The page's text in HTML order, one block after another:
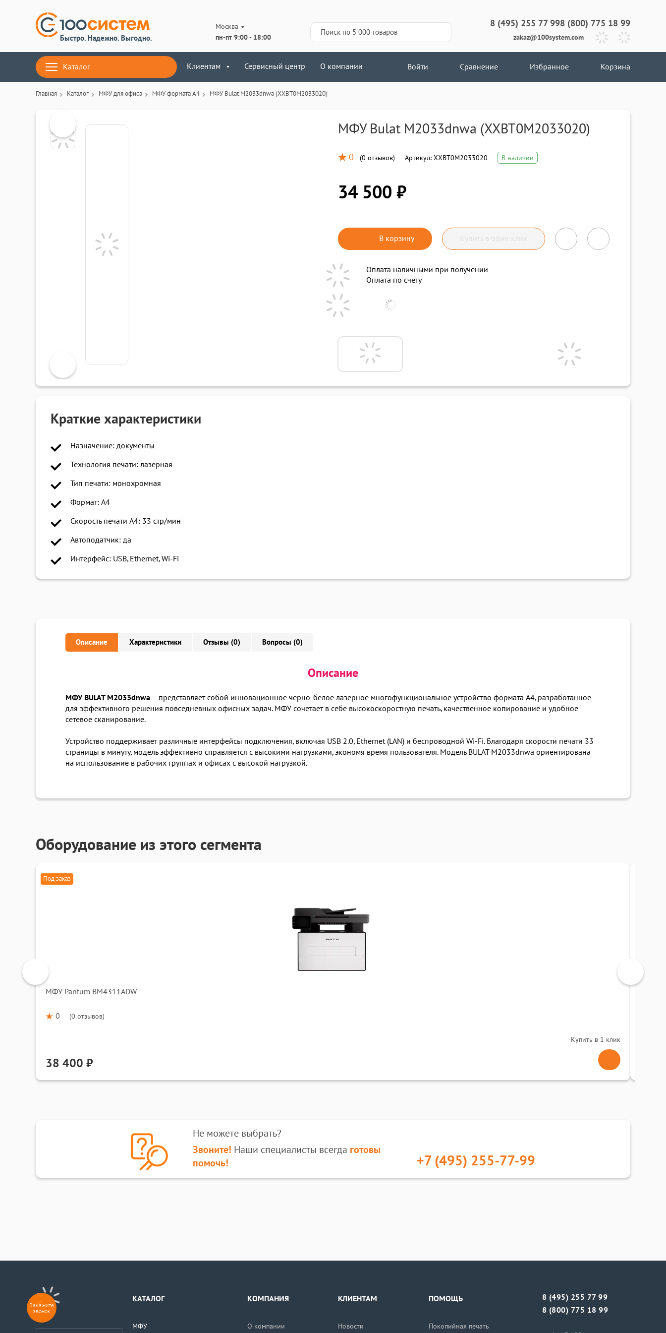
Быстро. Надежно. Выгодно.
Москва
пн-пт 9:00 - 18:00
8 (495) 255 77 998 (800) 775 18 99
zakaz@100system.com
Каталог Клиентам Сервисный центр О компании Войти Сравнение Избранное Корзина
Главная Каталог МФУ для офиса МФУ формата А4 МФУ Bulat M2033dnwa (XXBT0M2033020)
МФУ Bulat M2033dnwa (XXBT0M2033020)
0 (0 отзывов) Артикул: XXBT0M2033020 В наличии
34 500 ₽
В корзину
Оплата наличными при получении
Оплата по счету
Краткие характеристики
Назначение: документы
Технология печати: лазерная
Тип печати: монохромная
Формат: A4
Скорость печати A4: 33 стр/мин
Автоподатчик: да
Интерфейс: USB, Ethernet, Wi-Fi
Описание Характеристики Отзывы (0) Вопросы (0)
Описание
МФУ BULAT M2033dnwa – представляет собой инновационное черно-белое лазерное многофункциональное устройство формата A4, разработанное
для эффективного решения повседневных офисных задач. МФУ сочетает в себе высокоскоростную печать, качественное копирование и удобное
сетевое сканирование.
Устройство поддерживает различные интерфейсы подключения, включая USB 2.0, Ethernet (LAN) и беспроводной Wi-Fi. Благодаря скорости печати 33
страницы в минуту, модель эффективно справляется с высокими нагрузками, экономя время пользователя. Модель BULAT M2033dnwa ориентирована
на использование в рабочих группах и офисах с высокой нагрузкой.
Оборудование из этого сегмента
Под заказ
МФУ Pantum BM4311ADW
0 (0 отзывов)
Купить в 1 клик
38 400 ₽
Не можете выбрать?
Звоните! Наши специалисты всегда готовы
помочь!
+7 (495) 255-77-99
КАТАЛОГ
МФУ
КОМПАНИЯ
О компании
КЛИЕНТАМ
Новости
ПОМОЩЬ
Покопийная печать
8 (495) 255 77 99
8 (800) 775 18 99
Закажите
звонок